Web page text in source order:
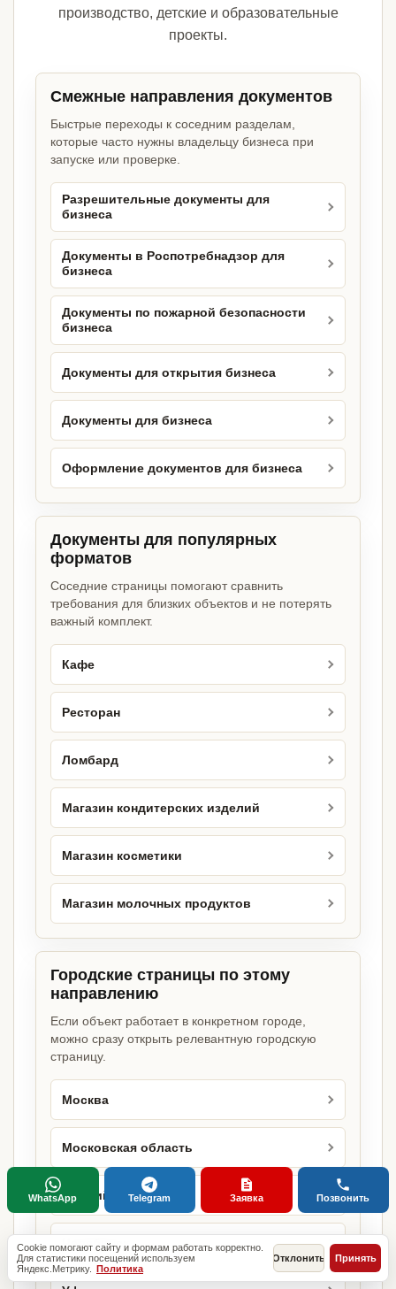
производство, детские и образовательные
проекты.
Смежные направления документов
Быстрые переходы к соседним разделам,
которые часто нужны владельцу бизнеса при
запуске или проверке.
Разрешительные документы для
бизнеса
Документы в Роспотребнадзор для
бизнеса
Документы по пожарной безопасности
бизнеса
Документы для открытия бизнеса
Документы для бизнеса
Оформление документов для бизнеса
Документы для популярных
форматов
Соседние страницы помогают сравнить
требования для близких объектов и не потерять
важный комплект.
Кафе
Ресторан
Ломбард
Магазин кондитерских изделий
Магазин косметики
Магазин молочных продуктов
Городские страницы по этому
направлению
Если объект работает в конкретном городе,
можно сразу открыть релевантную городскую
страницу.
Москва
Московская область
Нижний Новгород
Челябинск
Cookie помогают сайту и формам работать корректно.
Для статистики посещений используем
Яндекс.Метрику. Политика
Отклонить Принять
WhatsApp Telegram Заявка Позвонить